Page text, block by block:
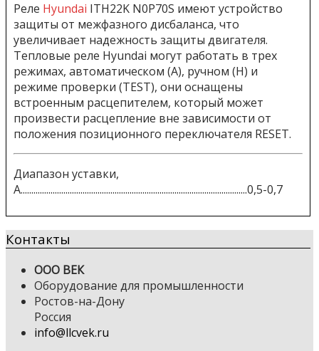
Реле Hyundai ITH22K N0P70S имеют устройство
защиты от межфазного дисбаланса, что
увеличивает надежность защиты двигателя.
Тепловые реле Hyundai могут работать в трех
режимах, автоматическом (А), ручном (Н) и
режиме проверки (TEST), они оснащены
встроенным расцепителем, который может
произвести расцепление вне зависимости от
положения позиционного переключателя RESET.
Диапазон уставки,
А..........................................................................................................0,5-0,7
Контакты
ООО ВЕК
Оборудование для промышленности
Ростов-на-Дону
Россия
info@llcvek.ru